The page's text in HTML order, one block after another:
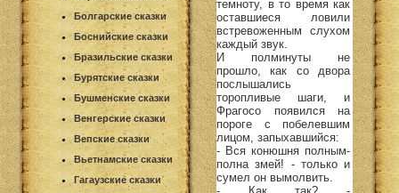
Болгарские сказки
Боснийские сказки
Бразильские сказки
Бурятские сказки
Бушменские сказки
Венгерские сказки
Вепские сказки
Вьетнамские сказки
Гагаузские сказки
темноту, в то время как
оставшиеся ловили
встревоженным слухом
каждый звук.
И полминуты не
прошло, как со двора
послышались
торопливые шаги, и
Фрагосо появился на
пороге с побелевшим
лицом, запыхавшийся:
- Вся конюшня полным-
полна змей! - только и
сумел он вымолвить.